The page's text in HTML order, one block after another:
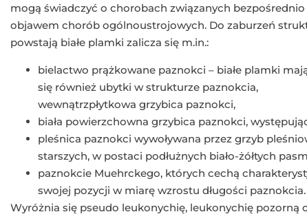
mogą świadczyć o chorobach związanych
objawem chorób ogólnoustrojowych. Do zaburzeń
powstają białe plamki zalicza się m.in.:
bielactwo prążkowane paznokci – białe plamki
się również ubytki w strukturze paznokcia,
wewnątrzpłytkowa grzybica paznokci,
biała powierzchowna grzybica paznokci,
pleśnica paznokci wywoływana przez grzyb
starszych, w postaci podłużnych biało-żółtych
paznokcie Muehrckego, których cechą
swojej pozycji w miarę wzrostu długości paznokcia.
Wyróżnia się pseudo leukonychię, leukonychię pozorną